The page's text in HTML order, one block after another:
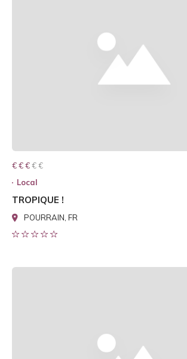
€ € € € €
€ € €
Local
TROPIQUE !
POURRAIN, FR